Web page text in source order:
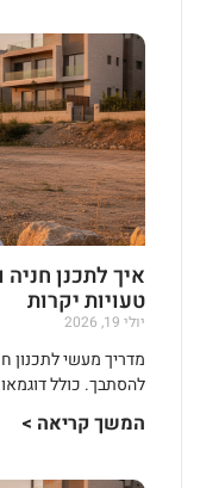
איך לתכנן
טעויות יקרות
יולי 19, 2026
מדריך מעשי לתכנון
להסתבך. כולל
המשך קריאה >